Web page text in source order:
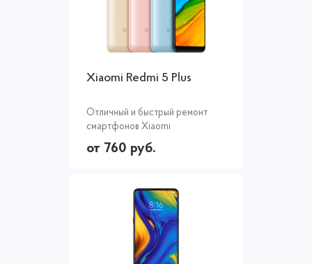
Xiaomi Redmi 5 Plus
Отличный и быстрый ремонт
смартфонов Xiaomi
от 760 руб.